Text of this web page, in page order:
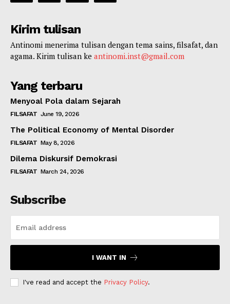
Kirim tulisan
Antinomi menerima tulisan dengan tema sains, filsafat, dan
agama. Kirim tulisan ke antinomi.inst@gmail.com
Yang terbaru
Menyoal Pola dalam Sejarah
FILSAFAT June 19, 2026
The Political Economy of Mental Disorder
FILSAFAT May 8, 2026
Dilema Diskursif Demokrasi
FILSAFAT March 24, 2026
Subscribe
I WANT IN
I've read and accept the Privacy Policy.